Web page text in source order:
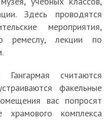
Здесь проводятся
мероприятия,
ремеслу, лекции по
считаются
факельные
вас попросят
храмового комплекса